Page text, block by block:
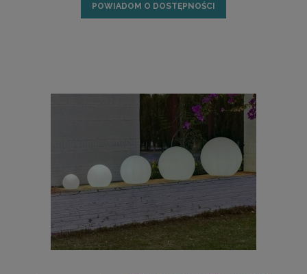
POWIADOM O DOSTĘPNOŚCI